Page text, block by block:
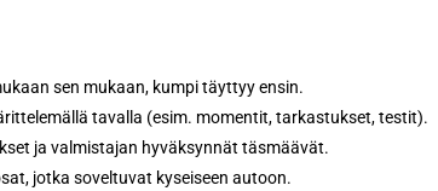
sen mukaan, kumpi täyttyy ensin.
tavalla (esim. momentit, tarkastukset, testit).
ja valmistajan hyväksynnät täsmäävät.
jotka soveltuvat kyseiseen autoon.